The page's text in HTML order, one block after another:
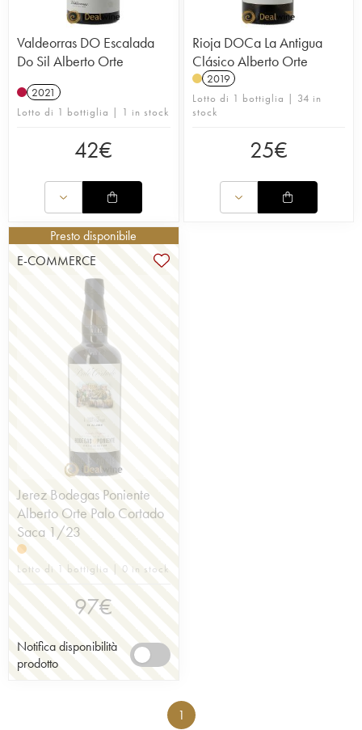
Valdeorras DO Escalada
Do Sil Alberto Orte
2021
Lotto di 1 bottiglia | 1 in stock
42€
Rioja DOCa La Antigua
Clásico Alberto Orte
2019
Lotto di 1 bottiglia | 34 in
stock
25€
Presto disponibile
E-COMMERCE
Jerez Bodegas Poniente
Alberto Orte Palo Cortado
Saca 1/23
Lotto di 1 bottiglia | 0 in stock
97€
Notifica disponibilità
prodotto
1